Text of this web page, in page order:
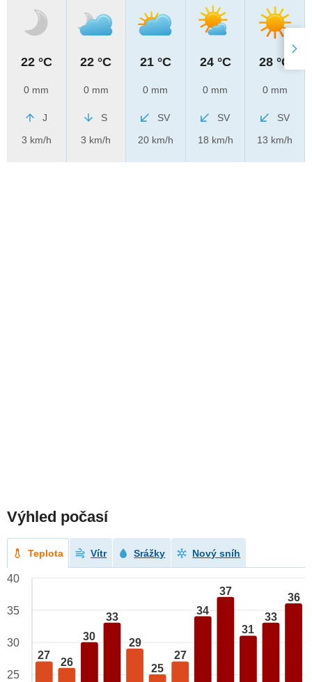
22 °C
0 mm
J
3 km/h
22 °C
0 mm
S
3 km/h
21 °C
0 mm
SV
20 km/h
24 °C
0 mm
SV
18 km/h
28 °C
0 mm
SV
13 km/h
Výhled počasí
Teplota Vítr Srážky Nový sníh
27
26
30
33
29
25
27
34
37
31
33
36
40
35
30
25